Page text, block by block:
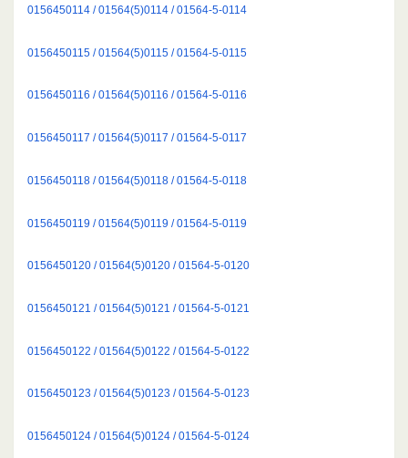
0156450114 / 01564(5)0114 / 01564-5-0114
0156450115 / 01564(5)0115 / 01564-5-0115
0156450116 / 01564(5)0116 / 01564-5-0116
0156450117 / 01564(5)0117 / 01564-5-0117
0156450118 / 01564(5)0118 / 01564-5-0118
0156450119 / 01564(5)0119 / 01564-5-0119
0156450120 / 01564(5)0120 / 01564-5-0120
0156450121 / 01564(5)0121 / 01564-5-0121
0156450122 / 01564(5)0122 / 01564-5-0122
0156450123 / 01564(5)0123 / 01564-5-0123
0156450124 / 01564(5)0124 / 01564-5-0124